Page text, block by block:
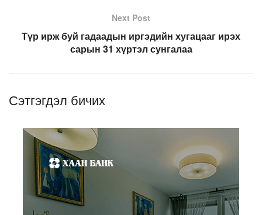
Next Post
Түр ирж буй гадаадын иргэдийн хугацааг ирэх
сарын 31 хүртэл сунгалаа
Сэтгэгдэл бичих